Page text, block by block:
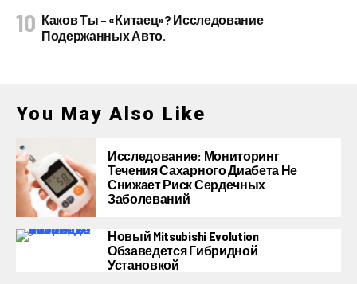
Каков Ты – «китаец»? Исследование
Подержанных Авто.
You May Also Like
Исследование: Мониторинг
Течения Сахарного Диабета Не
Снижает Риск Сердечных
Заболеваний
Новый Mitsubishi Evolution
Обзаведется Гибридной
Установкой